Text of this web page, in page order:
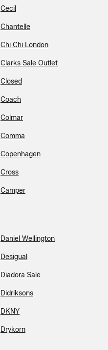
Cecil
Chantelle
Chi Chi London
Clarks Sale Outlet
Closed
Coach
Colmar
Comma
Copenhagen
Cross
Camper
Daniel Wellington
Desigual
Diadora Sale
Didriksons
DKNY
Drykorn